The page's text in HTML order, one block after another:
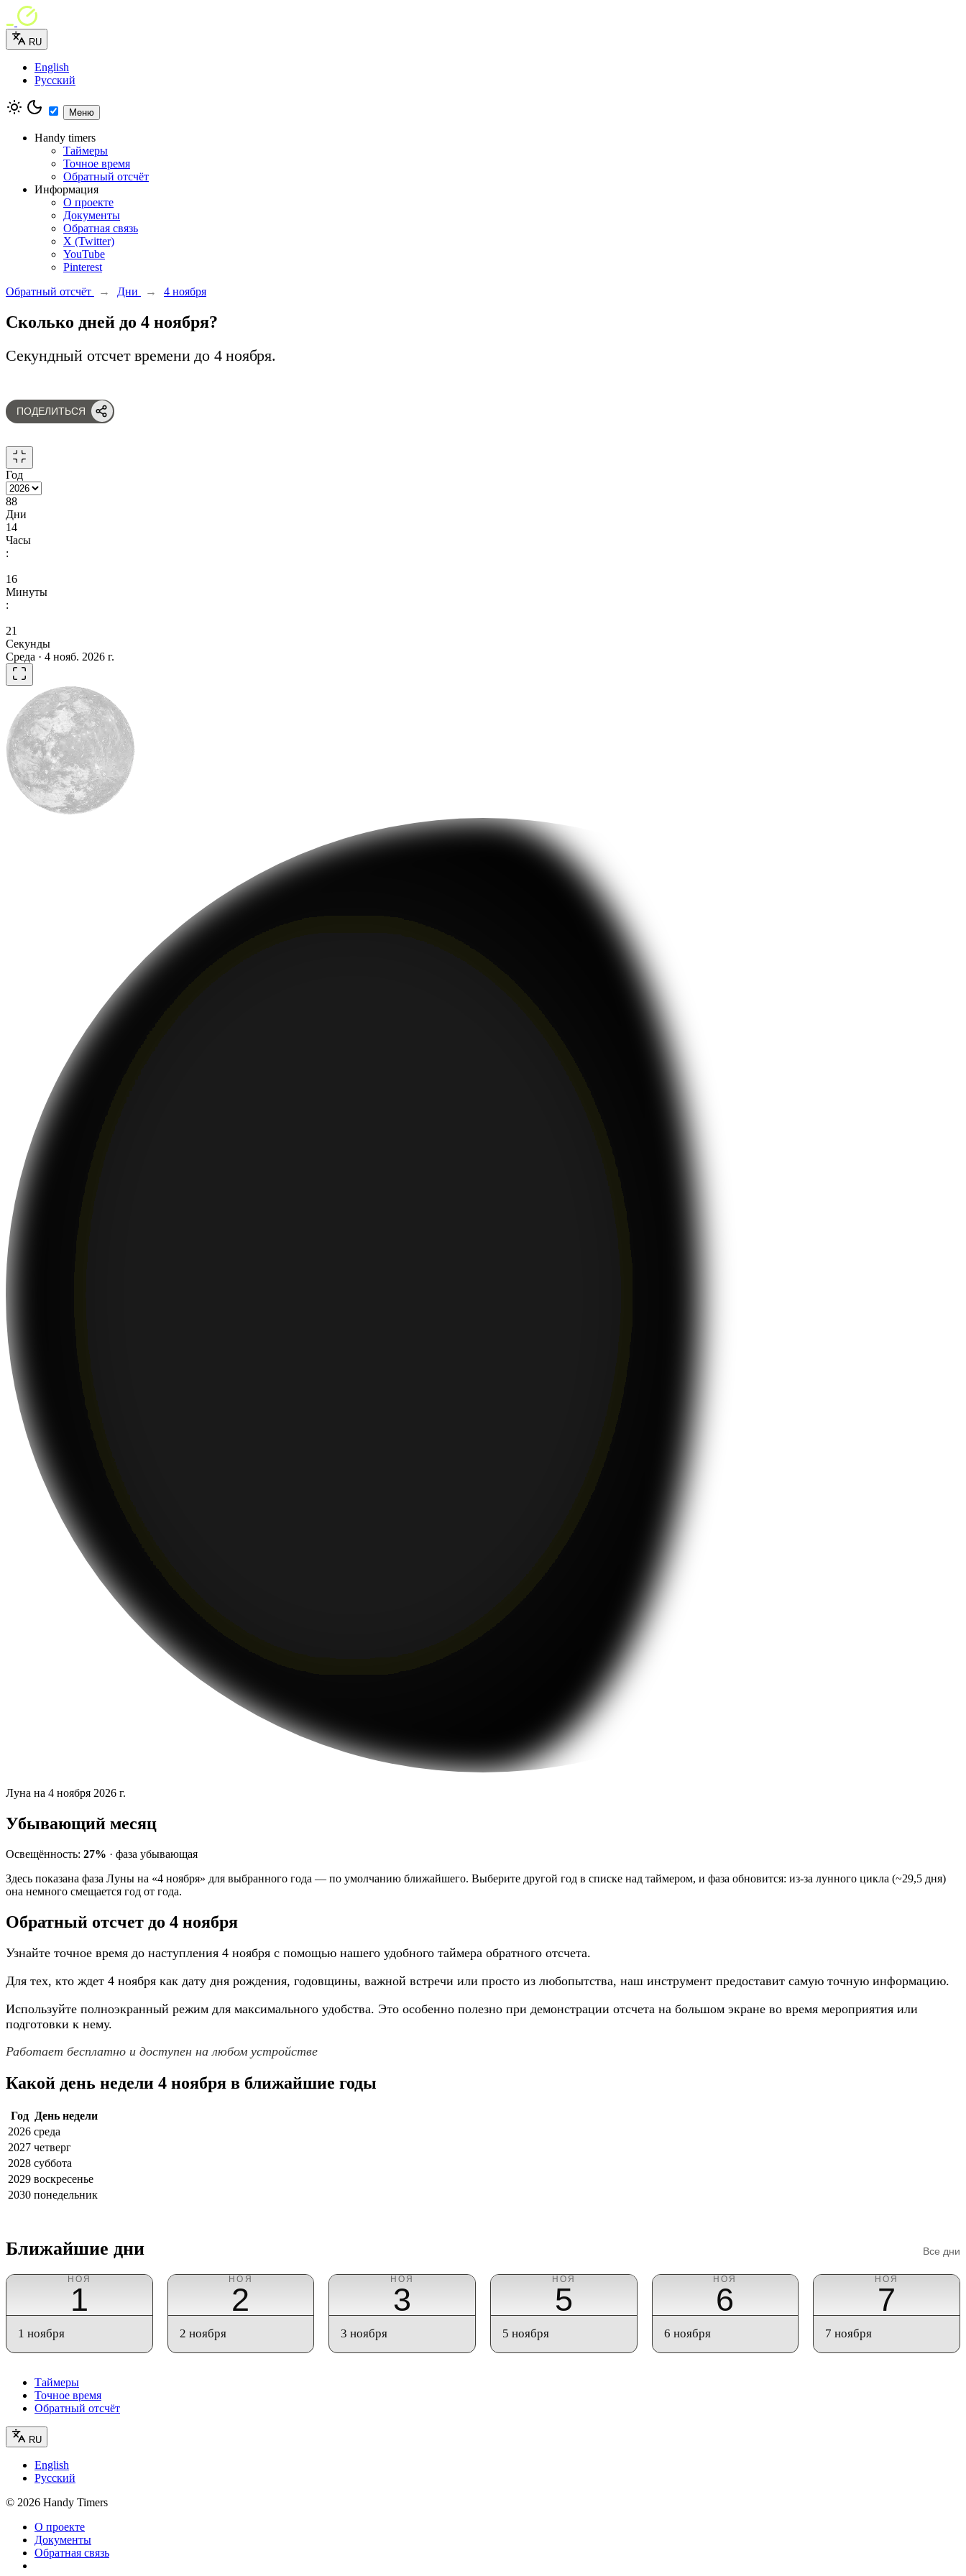
RU
English
Русский
Меню
Handy timers
Таймеры
Точное время
Обратный отсчёт
Информация
О проекте
Документы
Обратная связь
X (Twitter)
YouTube
Pinterest
Обратный отсчёт
→ Дни → 4 ноября
Сколько дней до 4 ноября?
Секундный отсчет времени до 4 ноября.
ПОДЕЛИТЬСЯ
Год
88
Дни
14
Часы
:
16
Минуты
:
20
Секунды
Среда · 4 нояб. 2026 г.
Луна на 4 ноября 2026 г.
Убывающий месяц
Освещённость: 27% · фаза убывающая
Здесь показана фаза Луны на «4 ноября» для выбранного года — по умолчанию ближайшего. Выберите другой год в списке над таймером, и фаза обновится: из-за лунного цикла (~29,5 дня)
она немного смещается год от года.
Обратный отсчет до 4 ноября
Узнайте точное время до наступления 4 ноября с помощью нашего удобного таймера обратного отсчета.
Для тех, кто ждет 4 ноября как дату дня рождения, годовщины, важной встречи или просто из любопытства, наш инструмент предоставит самую точную информацию.
Используйте полноэкранный режим для максимального удобства. Это особенно полезно при демонстрации отсчета на большом экране во время мероприятия или
подготовки к нему.
Работает бесплатно и доступен на любом устройстве
Какой день недели 4 ноября в ближайшие годы
Год
День недели
2026 среда
2027 четверг
2028 суббота
2029 воскресенье
2030 понедельник
Ближайшие дни Все дни
НОЯ
1
1 ноября
НОЯ
2
2 ноября
НОЯ
3
3 ноября
НОЯ
5
5 ноября
НОЯ
6
6 ноября
НОЯ
7
7 ноября
Таймеры
Точное время
Обратный отсчёт
RU
English
Русский
© 2026 Handy Timers
О проекте
Документы
Обратная связь